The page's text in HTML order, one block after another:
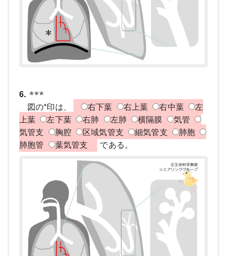
6.
図の*印は、
右下葉 右上葉 右中葉
左
上葉
左下葉 右肺 左肺 横隔膜
気管
気管支
胸腔 区域気管支 細気管支
肺胞
肺胞管
葉気管支 である。